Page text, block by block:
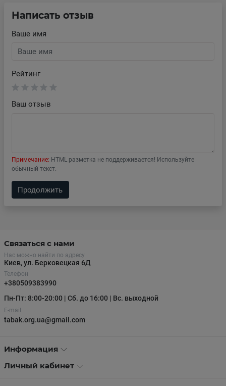
Написать отзыв
Ваше имя
Рейтинг
Ваш отзыв
Примечание: HTML разметка не поддерживается! Используйте
обычный текст.
Продолжить
Связаться с нами
Нас можно найти по адресу
Киев, ул. Берковецкая 6Д
Телефон
+380509383990
Пн-Пт: 8:00-20:00 | Сб. до 16:00 | Вс. выходной
E-mail
tabak.org.ua@gmail.com
Информация
Личный кабинет